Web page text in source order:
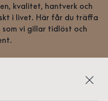
kvalitet, hantverk och
i livet. Här får du träffa
som vi gillar tidlöst och